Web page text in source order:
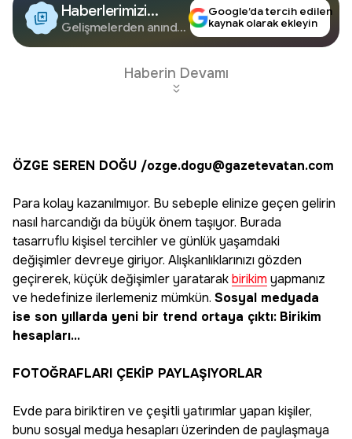
Haberlerimizi
Google'da Takip
Edin
Gelişmelerden anında
Google’da tercih edilen
kaynak olarak ekleyin
Haberin Devamı
ÖZGE SEREN DOĞU /ozge.dogu@gazetevatan.com
Para kolay kazanılmıyor. Bu sebeple elinize geçen gelirin
nasıl harcandığı da büyük önem taşıyor. Burada
tasarruflu kişisel tercihler ve günlük yaşamdaki
değişimler devreye giriyor. Alışkanlıklarınızı gözden
geçirerek, küçük değişimler yaratarakbirikim yapmanız
ve hedefinize ilerlemeniz mümkün. Sosyal medyada
ise son yıllarda yeni bir trend ortaya çıktı: Birikim
hesapları…
FOTOĞRAFLARI ÇEKİP PAYLAŞIYORLAR
Evde para biriktiren ve çeşitli yatırımlar yapan kişiler,
bunu sosyal medya hesapları üzerinden de paylaşmaya